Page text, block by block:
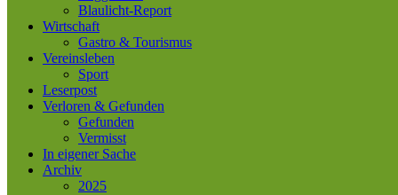
Blaulicht-Report
Wirtschaft
Gastro & Tourismus
Vereinsleben
Sport
Leserpost
Verloren & Gefunden
Gefunden
Vermisst
In eigener Sache
Archiv
2025